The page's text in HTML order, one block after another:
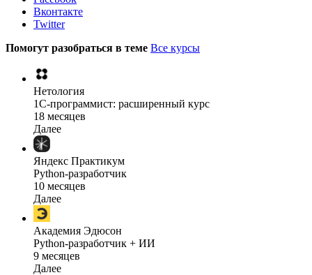
Вконтакте
Twitter
Помогут разобраться в теме Все курсы
Нетология
1C-программист: расширенный курс
18 месяцев
Далее
Яндекс Практикум
Python-разработчик
10 месяцев
Далее
Академия Эдюсон
Python-разработчик + ИИ
9 месяцев
Далее